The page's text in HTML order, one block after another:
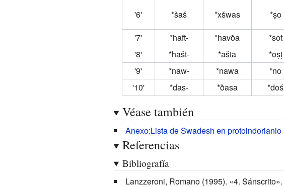
'6'
*šaš *xšwas *ṣo
'7'
*haft- *havða *sot
'8'
*hašt- *ašta *oṣṭ
'9'
*naw- *nawa *no
'10'
*das- *ðasa *doś
Véase también
Anexo:Lista de Swadesh en protoindorianio
Referencias
Bibliografía
Lanzzeroni, Romano (1995). «4.